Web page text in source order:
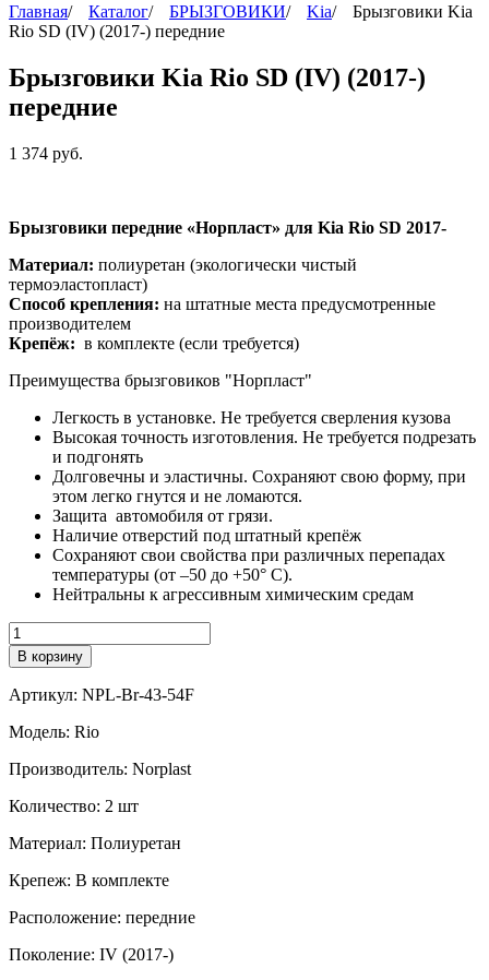
Главная/ Каталог/ БРЫЗГОВИКИ/ Kia/
Брызговики Kia
Rio SD (IV) (2017-) передние
Брызговики Kia Rio SD (IV) (2017-)
передние
1 374 руб.
Брызговики передние «Норпласт» для Kia Rio SD 2017-
Материал: полиуретан (экологически чистый
термоэластопласт)
Способ крепления: на штатные места предусмотренные
производителем
Крепёж: в комплекте (если требуется)
Преимущества брызговиков "Норпласт"
Легкость в установке. Не требуется сверления кузова
Высокая точность изготовления. Не требуется подрезать
и подгонять
Долговечны и эластичны. Сохраняют свою форму, при
этом легко гнутся и не ломаются.
Защита автомобиля от грязи.
Наличие отверстий под штатный крепёж
Сохраняют свои свойства при различных перепадах
температуры (от –50 до +50° С).
Нейтральны к агрессивным химическим средам
Количество
В корзину
Артикул: NPL-Br-43-54F
Модель: Rio
Производитель: Norplast
Количество: 2 шт
Материал: Полиуретан
Крепеж: В комплекте
Расположение: передние
Поколение: IV (2017-)